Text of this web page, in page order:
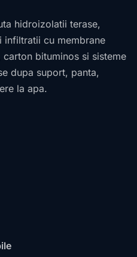
hidroizolatii terase,
infiltratii cu membrane
bituminos si sisteme
dupa suport, panta,
la apa.